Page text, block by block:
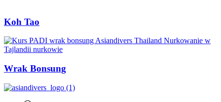
Koh Tao
Wrak Bonsung